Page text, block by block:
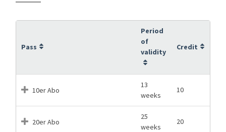
Pass
Period
of
validity
Credit
10er Abo
13
weeks
10
20er Abo
25
weeks
20